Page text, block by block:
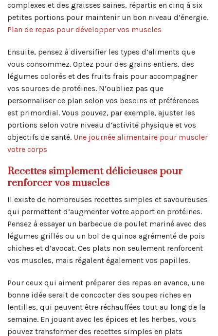
complexes et des graisses saines, répartis en cinq à six
petites portions pour maintenir un bon niveau d’énergie.
Plan de repas pour développer vos muscles
Ensuite, pensez à diversifier les types d’aliments que
vous consommez. Optez pour des grains entiers, des
légumes colorés et des fruits frais pour accompagner
vos sources de protéines. N’oubliez pas que
personnaliser ce plan selon vos besoins et préférences
est primordial. Vous pouvez, par exemple, ajuster les
portions selon votre niveau d’activité physique et vos
objectifs de santé. Une journée alimentaire pour muscler
votre corps
Recettes simplement délicieuses pour
renforcer vos muscles
Il existe de nombreuses recettes simples et savoureuses
qui permettent d’augmenter votre apport en protéines.
Pensez à essayer un barbecue de poulet mariné avec des
légumes grillés ou un bol de quinoa agrémenté de pois
chiches et d’avocat. Ces plats non seulement renforcent
vos muscles, mais régalent également vos papilles.
Pour ceux qui aiment préparer des repas en avance, une
bonne idée serait de concocter des soupes riches en
lentilles, qui peuvent être réchauffées tout au long de la
semaine. En jouant avec les épices et les herbes, vous
pouvez transformer des recettes simples en plats